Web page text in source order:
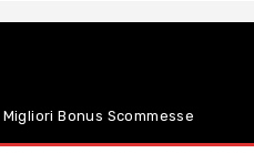
Migliori Bonus Scommesse